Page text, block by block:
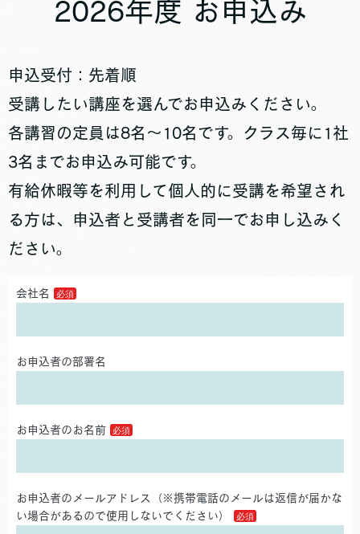
2026年度 お申込み
申込受付：先着順
受講したい講座を選んでお申込みください。
各講習の定員は8名～10名です。クラス毎に1社
3名までお申込み可能です。
有給休暇等を利用して個人的に受講を希望され
る方は、申込者と受講者を同一でお申し込みく
ださい。
会社名
お申込者の部署名
お申込者のお名前
お申込者のメールアドレス（※携帯電話のメールは返信が届かな
い場合があるので使用しないでください）